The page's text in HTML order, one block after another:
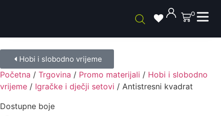
0
Hobi i slobodno vrijeme
Početna / Trgovina / Promo materijali / Hobi i slobodno
vrijeme / Igračke i dječji setovi / Antistresni kvadrat
Dostupne boje